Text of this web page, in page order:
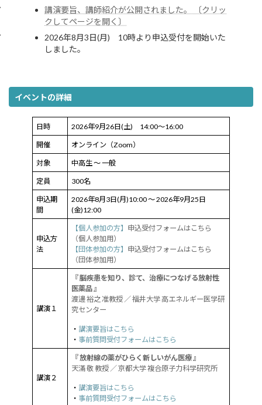
講演要旨、講師紹介が公開されました。 〔クリッ
クしてページを開く〕
2026年8月3日(月) 10時より申込受付を開始いた
しました。
イベントの詳細
日時 2026年9月26日(土) 14:00～16:00
開催 オンライン（Zoom）
対象 中高生 ～ 一般
定員 300名
申込期
間
2026年8月3日(月)10:00 ～ 2026年9月25日
(金)12:00
申込方
法
【個人参加の方】 申込受付フォームはこちら
（個人参加用）
【団体参加の方】 申込受付フォームはこちら
（団体参加用）
講演１
『 脳疾患を知り、診て、治療につなげる放射性
医薬品 』
渡邊 裕之 准教授 ／ 福井大学 高エネルギー医学研
究センター
・ 講演要旨はこちら
・ 事前質問受付フォームはこちら
講演２
『 放射線の薬がひらく新しいがん医療 』
天滿 敬 教授 ／ 京都大学 複合原子力科学研究所
・ 講演要旨はこちら
・ 事前質問受付フォームはこちら